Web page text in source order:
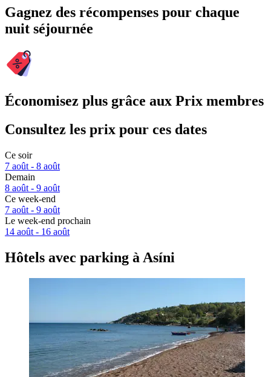
Gagnez des récompenses pour chaque
nuit séjournée
Économisez plus grâce aux Prix membres
Consultez les prix pour ces dates
Ce soir
7 août - 8 août
Demain
8 août - 9 août
Ce week-end
7 août - 9 août
Le week-end prochain
14 août - 16 août
Hôtels avec parking à Asíni